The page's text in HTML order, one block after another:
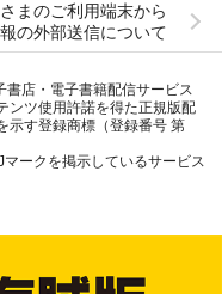
まのご利用端末から
の外部送信について
書店・電子書籍配信サービス
ンツ使用許諾を得た正規版配
示す登録商標（登録番号 第
ークを掲示しているサービス